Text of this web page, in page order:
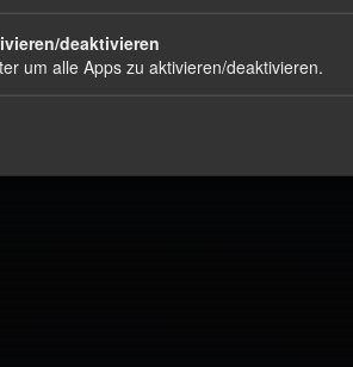
deaktivieren
um alle Apps zu aktivieren/deaktivieren.